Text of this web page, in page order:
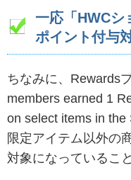
一応「HWCシ
ポイント付与
ちなみに、Rewards
members earned 1
on select items in the
限定アイテム以外の
対象になっているこ